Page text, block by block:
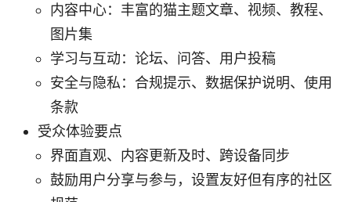
内容中心：丰富的猫主题文章、视频、教程、
图片集
学习与互动：论坛、问答、用户投稿
安全与隐私：合规提示、数据保护说明、使用
条款
受众体验要点
界面直观、内容更新及时、跨设备同步
鼓励用户分享与参与，设置友好但有序的社区